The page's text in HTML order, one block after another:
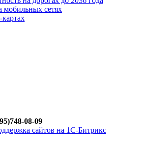
мобильных сетях
08-09
сайтов на 1С-Битрикс